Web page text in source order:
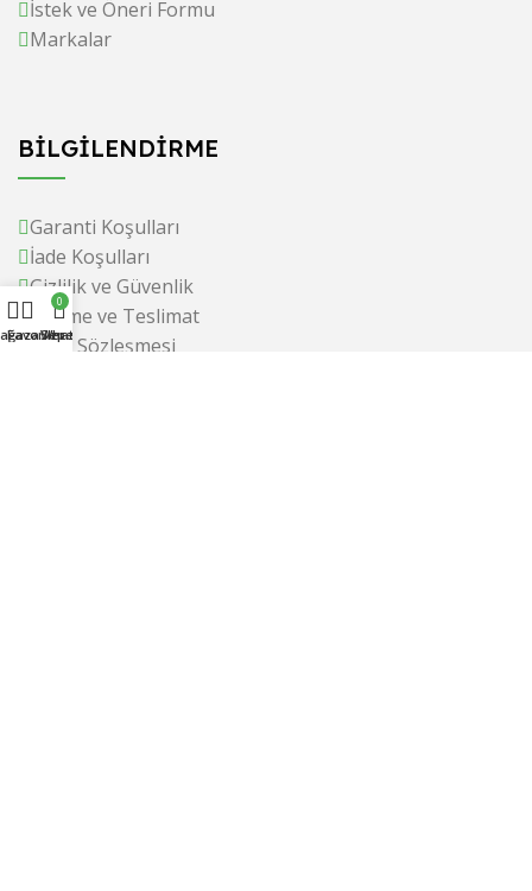
İstek ve Öneri Formu
Markalar
BİLGİLENDİRME
Garanti Koşulları
İade Koşulları
Gizlilik ve Güvenlik
Ödeme ve Teslimat
Satış Sözleşmesi
Favoriler
0
Sepet
Whatsapp